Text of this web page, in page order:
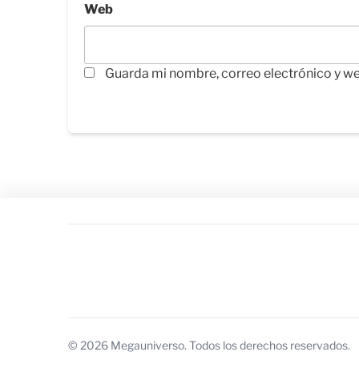
Web
Guarda mi nombre, correo electrónico y
© 2026 Megauniverso. Todos los derechos reservados.